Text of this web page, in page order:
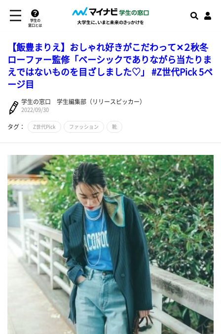
学生の
窓口とは
【飯豊まりえ】おしゃれ好きがこだわって✕２秋冬
ローファー監修「ベーシックでありながら当たりま
えではないものを目ざしました♡」 #Z世代Pick 5ペ
ージ目
学生の窓口 学生編集部（リリースピッカー）
2022/09/30
タグ： Z世代Pick ファッション 靴